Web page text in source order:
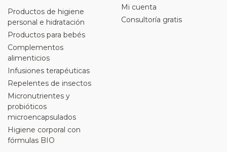
Productos de higiene
personal e hidratación
Productos para bebés
Complementos
alimenticios
Infusiones terapéuticas
Repelentes de insectos
Micronutrientes y
probióticos
microencapsulados
Higiene corporal con
fórmulas BIO
Mi cuenta
Consultoría gratis